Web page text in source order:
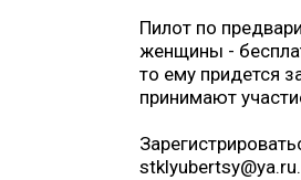
Пилот по
женщины -
то ему придется
принимают
stklyubertsy@ya.ru.